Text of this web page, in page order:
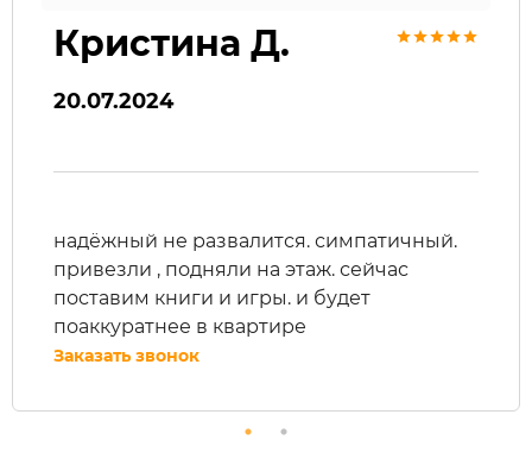
Кристина Д.
20.07.2024
надёжный не развалится. симпатичный.
привезли , подняли на этаж. сейчас
поставим книги и игры. и будет
поаккуратнее в квартире
Заказать звонок